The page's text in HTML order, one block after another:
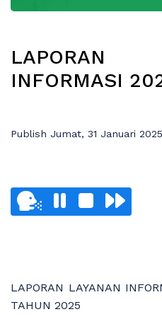
LAPORAN
INFORMASI
Publish Jumat, 31 Januari 2025
LAPORAN LAYANAN
TAHUN 2025